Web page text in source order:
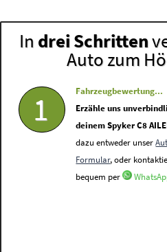
In drei Schritten
Auto zum
1
Fahrzeugbewertung...
Erzähle uns
deinem Spyker C8
dazu entweder unser
Formular, oder
bequem per